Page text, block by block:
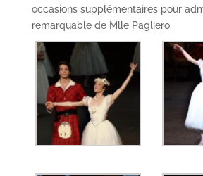
occasions supplémentaires pour
remarquable de Mlle Pagliero.